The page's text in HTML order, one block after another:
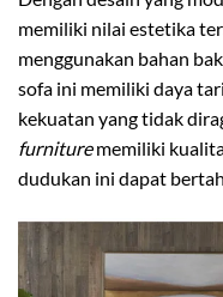
memiliki nilai estetika
menggunakan bahan
sofa ini memiliki daya
kekuatan yang tidak
furniturememiliki
dudukan ini dapat